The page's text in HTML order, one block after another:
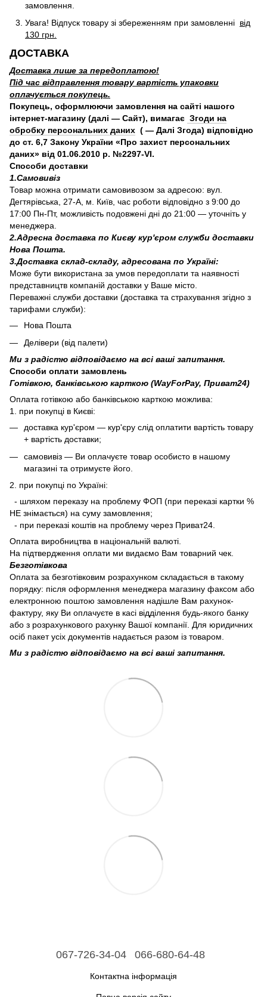
замовлення.
Увага! Відпуск товару зі збереженням при замовленні від
130 грн.
ДОСТАВКА
Доставка лише за передоплатою!
Під час відправлення товару вартість упаковки
оплачується покупець.
Покупець, оформлюючи замовлення на сайті нашого
інтернет-магазину (далі — Сайт), вимагає Згоди на
обробку персональних даних ( — Далі Згода) відповідно
до ст. 6,7 Закону України «Про захист персональних
даних» від 01.06.2010 р. №2297-VI.
Способи доставки
1.Самовивіз
Товар можна отримати самовивозом за адресою: вул.
Дегтярівська, 27-А, м. Київ, час роботи відповідно з 9:00 до
17:00 Пн-Пт, можливість подовжені дні до 21:00 — уточніть у
менеджера.
2.Адресна доставка по Києву кур'єром служби доставки
Нова Пошта.
3.Доставка склад-складу, адресована по Україні:
Може бути використана за умов передоплати та наявності
представництв компаній доставки у Ваше місто.
Переважні служби доставки (доставка та страхування згідно з
тарифами служби):
Нова Пошта
Делівери (від палети)
Ми з радістю відповідаємо на всі ваші запитання.
Способи оплати замовлень
Готівкою, банківською карткою (WayForPay, Приват24)
Оплата готівкою або банківською карткою можлива:
1. при покупці в Києві:
доставка кур'єром — кур'єру слід оплатити вартість товару
+ вартість доставки;
самовивіз — Ви оплачуєте товар особисто в нашому
магазині та отримуєте його.
2. при покупці по Україні:
- шляхом переказу на проблему ФОП (при переказі картки %
НЕ знімається) на суму замовлення;
- при переказі коштів на проблему через Приват24.
Оплата виробництва в національній валюті.
На підтвердження оплати ми видаємо Вам товарний чек.
Безготівкова
Оплата за безготівковим розрахунком складається в такому
порядку: після оформлення менеджера магазину факсом або
електронною поштою замовлення надішле Вам рахунок-
фактуру, яку Ви оплачуєте в касі відділення будь-якого банку
або з розрахункового рахунку Вашої компанії. Для юридичних
осіб пакет усіх документів надається разом із товаром.
Ми з радістю відповідаємо на всі ваші запитання.
067-726-34-04 066-680-64-48
Контактна інформація